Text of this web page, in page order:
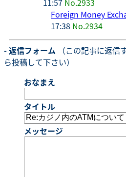
11:57 No.2933
Foreign Money
17:38 No.2934
- 返信フォーム （この記事に返信
ら投稿して下さい）
おなまえ
タイトル
メッセージ